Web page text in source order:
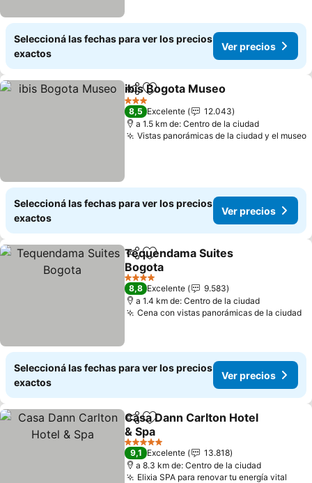
Seleccioná las fechas para ver los precios
exactos
Ver precios
CompartirAñadir a favoritos
ibis Bogota Museo
3 Estrellas
8,5 Excelente
12.043
a 1.5 km de: Centro de la ciudad
Vistas panorámicas de la ciudad y el museo
Seleccioná las fechas para ver los precios
exactos
Ver precios
Compartir
Añadir a favoritos
Tequendama Suites
Bogota
4 Estrellas
8,8 Excelente
9.583
a 1.4 km de: Centro de la ciudad
Cena con vistas panorámicas de la ciudad
Seleccioná las fechas para ver los precios
exactos
Ver precios
CompartirAñadir a favoritos
Casa Dann Carlton Hotel
& Spa
5 Estrellas
9,1 Excelente
13.818
a 8.3 km de: Centro de la ciudad
Elixia SPA para renovar tu energía vital